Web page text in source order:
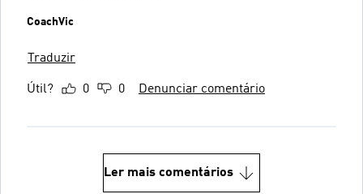
CoachVic
Traduzir
Útil? 0 0 Denunciar comentário
Ler mais comentários